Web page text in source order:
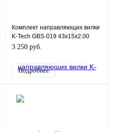
Комплект направляющих вилки
K-Tech GBS-019 43x15x2.00
3 250 руб.
Подробнее